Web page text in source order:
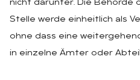
nicht darunter. Die Behörde
Stelle werde einheitlich als
ohne dass eine
in einzelne Ämter oder